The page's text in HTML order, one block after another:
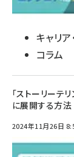
キャリア
コラム
「ストーリーテ
に展開する方法
2024年11月26日